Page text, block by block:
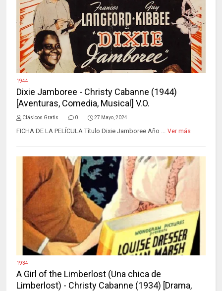
1944
Dixie Jamboree - Christy Cabanne (1944)
[Aventuras, Comedia, Musical] V.O.
Clásicos Gratis 0 27 Mayo, 2024
FICHA DE LA PELÍCULA Título Dixie Jamboree Año ... Ver más
1934
A Girl of the Limberlost (Una chica de
Limberlost) - Christy Cabanne (1934) [Drama,